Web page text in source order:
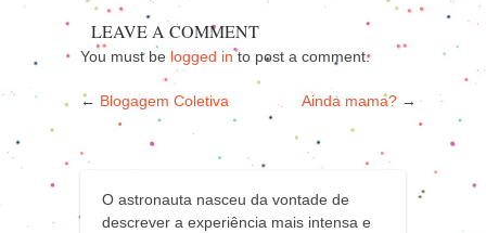
LEAVE A COMMENT
You must be logged into post a comment.
← Blogagem Coletiva Ainda mama? →
O astronauta nasceu da vontade de
descrever a experiência mais intensa e